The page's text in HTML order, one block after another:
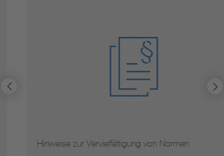
Hinweise zur Vervielfältigung von Normen